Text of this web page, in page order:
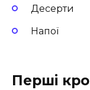
Десерти
Напої
Перші